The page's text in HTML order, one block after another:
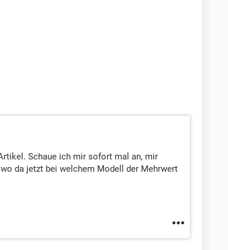
Schaue ich mir sofort mal an, mir
da jetzt bei welchem Modell der Mehrwert